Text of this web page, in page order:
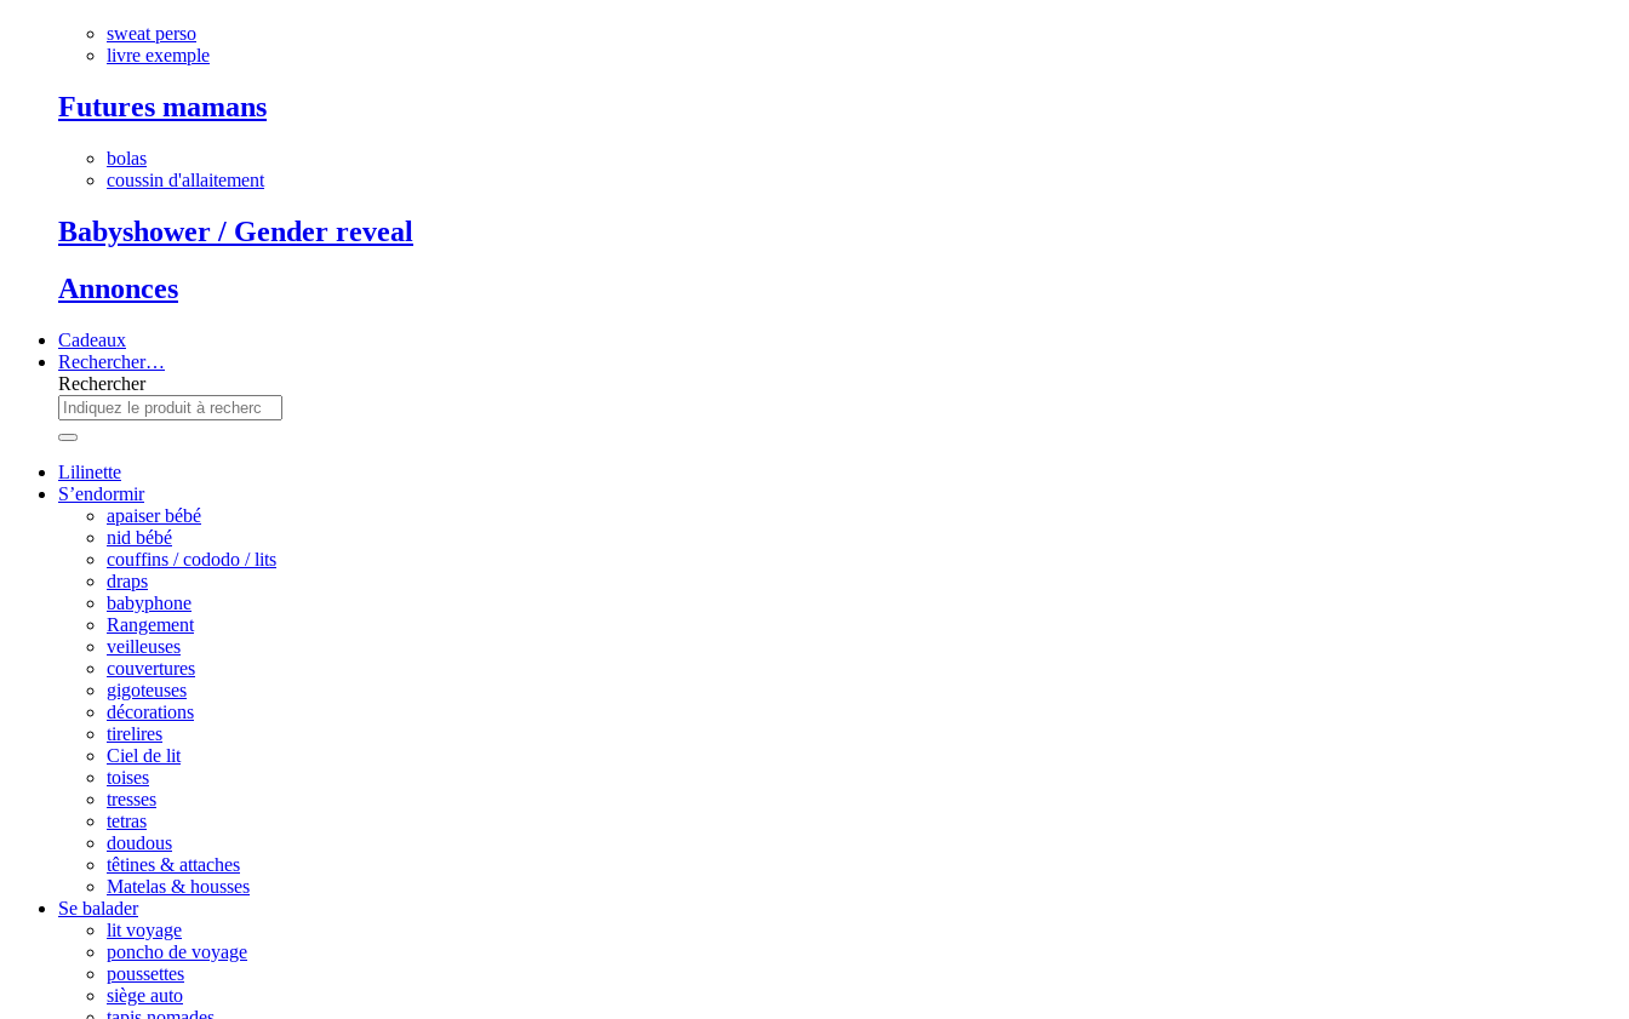
sweat perso
livre exemple
Futures mamans
bolas
coussin d'allaitement
Babyshower / Gender reveal
Annonces
Cadeaux
Rechercher…
Rechercher
Lilinette
S’endormir
apaiser bébé
nid bébé
couffins / cododo / lits
draps
babyphone
Rangement
veilleuses
couvertures
gigoteuses
décorations
tirelires
Ciel de lit
toises
tresses
tetras
doudous
têtines & attaches
Matelas & housses
Se balader
lit voyage
poncho de voyage
poussettes
siège auto